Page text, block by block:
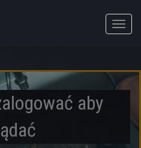
Toggle
aby